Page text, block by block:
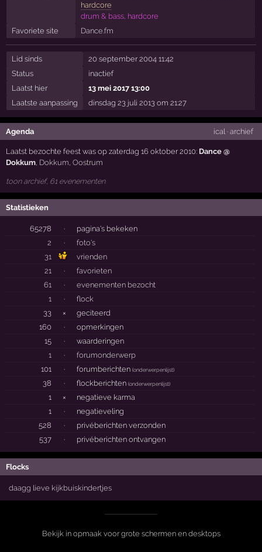
hardcore
drum & bass, hardcore
Favoriete site
Dance.fm
Lid sinds
20 september 2004 11:42
Status
inactief
Laatst hier
13 mei 2017 13:00
Laatste aanpassing
dinsdag 23 juli 2013 om 21:27
Agenda ical· archief
Laatst bezochte feest was op zaterdag 16 oktober 2010: Dance @
Dokkum, Dokkum,Oostrum
toon archief, 61 evenementen
Statistieken
65278 ·
pagina's bekeken
2
·
foto's
31
vrienden
21
·
favorieten
61
·
evenementen bezocht
1
·
flock
33
×
geciteerd
160
·
opmerkingen
15
·
waarderingen
1
·
forumonderwerp
101
· forumberichten(onderwerpenlijst)
38 · flockberichten(onderwerpenlijst)
1 ×
negatieve karma
1
·
negatieveling
528
·
privéberichten verzonden
537
· privéberichten ontvangen
Flocks
daagg lieve kijkbuiskindertjes
Bekijk in opmaak voor grote schermen en desktops